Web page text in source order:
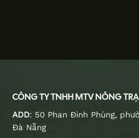
CÔNG TY TNHH MTV NÔNG
ADD: 50 Phan Đình Phùng,
Đà Nẵng